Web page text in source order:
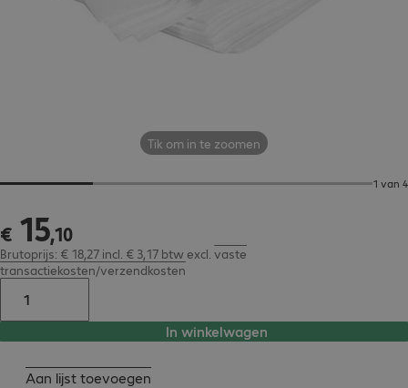
Tik om in te zoomen
1 van 4
€ 15,10
€ 15,10
Brutoprijs: € 18,27 incl. € 3,17 btw excl. vaste
transactiekosten/verzendkosten
In winkelwagen
Aan lijst toevoegen